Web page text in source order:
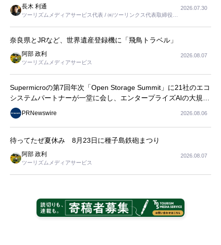
長木 利通
ツーリズムメディアサービス代表 / ㈱ツーリンクス代表取締役社
2026.07.30
奈良県とJRなど、世界遺産登録機に「飛鳥トラベル」
阿部 政利
ツーリズムメディアサービス
2026.08.07
Supermicroの第7回年次「Open Storage Summit」に21社のエコ
システムパートナーが一堂に会し、エンタープライズAIの大規模
導入に関する実践的なガイダンスを共有
PRNewswire 2026.08.06
待ってたぜ夏休み 8月23日に種子島鉄砲まつり
阿部 政利
ツーリズムメディアサービス
2026.08.07